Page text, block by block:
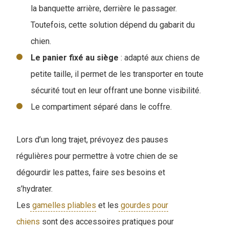
la banquette arrière, derrière le passager.
Toutefois, cette solution dépend du gabarit du
chien.
Le panier fixé au siège : adapté aux chiens de
petite taille, il permet de les transporter en toute
sécurité tout en leur offrant une bonne visibilité.
Le compartiment séparé dans le coffre.
Lors d’un long trajet, prévoyez des pauses
régulières pour permettre à votre chien de se
dégourdir les pattes, faire ses besoins et
s’hydrater.
Les gamelles pliables et les gourdes pour
chiens sont des accessoires pratiques pour